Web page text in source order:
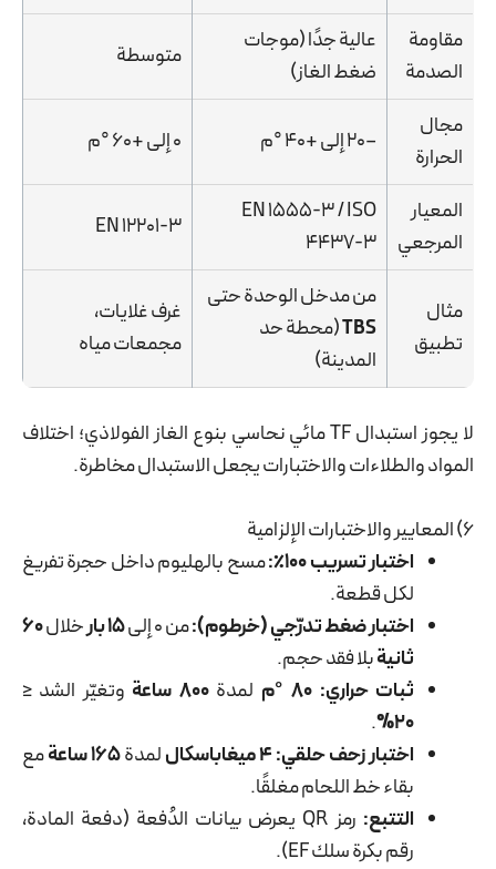
مقاومة
الصدمة
عالية جدًا (موجات
ضغط الغاز)
متوسطة
مجال
الحرارة
المعيار
المرجعي
EN 1555-3 / ISO
4437-3
EN 12201-3
مثال
تطبيق
من مدخل الوحدة حتى
TBS(محطة حد
المدينة)
غرف غلايات،
مجمعات مياه
لا يجوز استبدال TF مائي نحاسي بنوع الغاز الفولاذي؛ اختلاف
المواد والطلاءات والاختبارات يجعل الاستبدال مخاطرة.
اختبار تسريب 100٪:
مسح بالهليوم داخل حجرة تفريغ
لكل قطعة.
اختبار ضغط تدرّجي (خرطوم):من 0 إلى 15 بار خلال60
ثانيةبلا فقد حجم.
ثبات حراري: 80 °م لمدة800 ساعة
وتغيّر الشد ≤
.
اختبار زحف حلقي:4 ميغاباسكال لمدة165 ساعة
مع
بقاء خط اللحام مغلقًا.
التتبع:
رمز QR يعرض بيانات الدُفعة (دفعة المادة،
رقم بكرة سلك EF).